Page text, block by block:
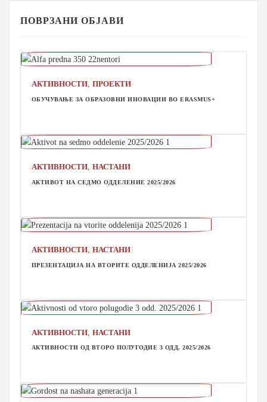
ПОВРЗАНИ ОБЈАВИ
АКТИВНОСТИ, ПРОЕКТИ
ОБУЧУВАЊЕ ЗА ОБРАЗОВНИ ИНОВАЦИИ ВО ERASMUS+
АКТИВНОСТИ, НАСТАНИ
АКТИВОТ НА СЕДМО ОДДЕЛЕНИЕ 2025/2026
АКТИВНОСТИ, НАСТАНИ
ПРЕЗЕНТАЦИЈА НА ВТОРИТЕ ОДДЕЛЕНИЈА 2025/2026
АКТИВНОСТИ, НАСТАНИ
АКТИВНОСТИ ОД ВТОРО ПОЛУГОДИЕ 3 ОДД. 2025/2026